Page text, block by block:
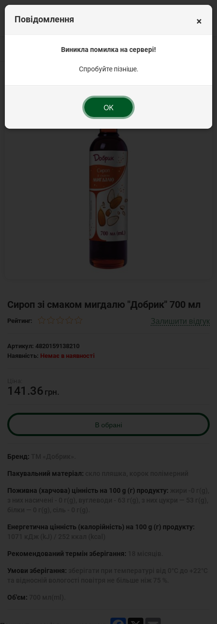
Сиропи для кави та коктейлів
Сироп зі смаком мигдалю "Добрик" 700 мл
Рейтинг: Залишити відгук
Артикул: 4820159138210
Наявність: Немає в наявності
141.36 грн.
В обрані
Бренд:
Пакувальний матеріал:
Поживна (харчова) цінність на 100 g (г) продукту:
Енергетична цінність (калорійність) на 100 g (г) продукту:
Рекомендований термін зберігання:
Умови зберігання:
Об'єм:
Facebook
×
Повідомлення
Виникла помилка на сервері!
Спробуйте пізніше.
OK